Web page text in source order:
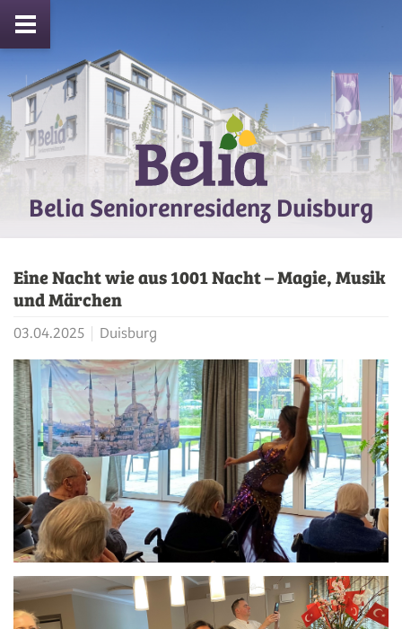
Belia Seniorenresidenz Duisburg
Eine Nacht wie aus 1001 Nacht – Magie, Musik
und Märchen
03.04.2025 Duisburg